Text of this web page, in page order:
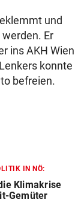
und
Er
ins AKH Wien
konnte
befreien.
IN NÖ:
Klimakrise
Gemüter